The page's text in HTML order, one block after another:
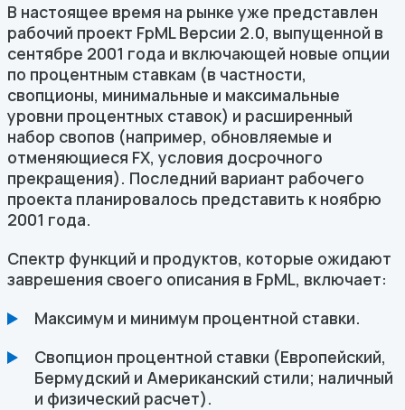
В настоящее время на рынке уже представлен
рабочий проект FpML Версии 2.0, выпущенной в
сентябре 2001 года и включающей новые опции
по процентным ставкам (в частности,
свопционы, минимальные и максимальные
уровни процентных ставок) и расширенный
набор свопов (например, обновляемые и
отменяющиеся FX, условия досрочного
прекращения). Последний вариант рабочего
проекта планировалось представить к ноябрю
2001 года.
Спектр функций и продуктов, которые ожидают
заврешения своего описания в FpML, включает:
Максимум и минимум процентной ставки.
Свопцион процентной ставки (Европейский,
Бермудский и Американский стили; наличный
и физический расчет).